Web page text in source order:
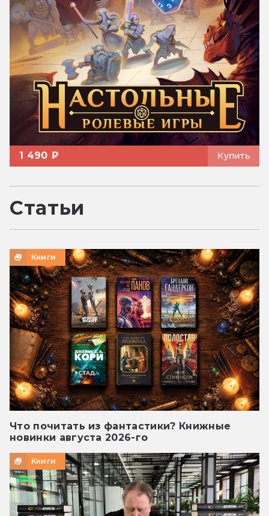
1 490 ₽ Купить
Статьи
Книги
Что почитать из фантастики? Книжные
новинки августа 2026-го
Книги